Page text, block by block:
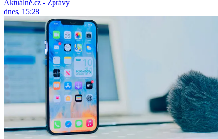
Aktuálně.cz - Zprávy
dnes, 15:28